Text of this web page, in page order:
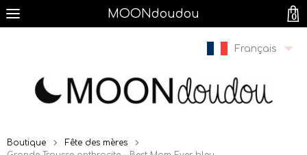
MOONdoudou
Français
Boutique
Fête des mères
0